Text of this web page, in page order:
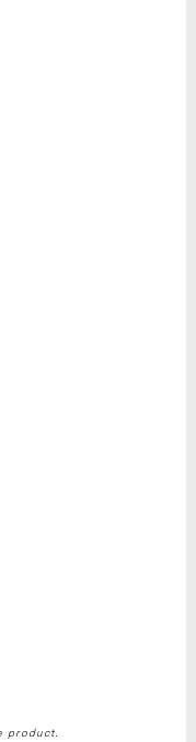
product.